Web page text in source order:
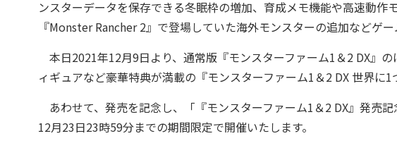
ンスターデータを保存できる冬眠枠の増加、育成メモ機能や高速動作
『Monster Rancher 2』で登場していた海外モンスターの追加などゲー
本日2021年12月9日より、通常版『モンスターファーム1＆2 DX』
ィギュアなど豪華特典が満載の『モンスターファーム1＆2 DX 世界に1
あわせて、発売を記念し、「『モンスターファーム1＆2 DX』発売
12月23日23時59分までの期間限定で開催いたします。